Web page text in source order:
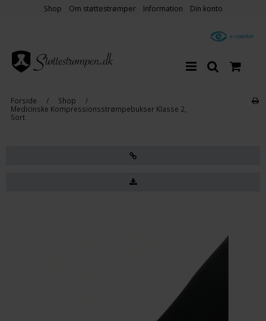
Shop Om støttestrømper Information Din konto
Forside / Shop
/
Medicinske Kompressionsstrømpebukser Klasse 2,
Sort